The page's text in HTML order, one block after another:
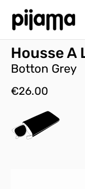
Housse A
Botton Grey
€26.00